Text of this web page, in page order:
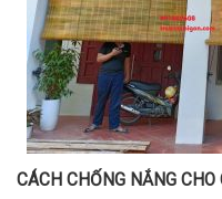
CÁCH CHỐNG NẮNG